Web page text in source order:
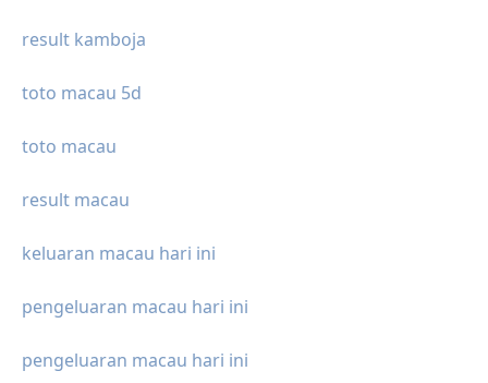
result kamboja
toto macau 5d
toto macau
result macau
keluaran macau hari ini
pengeluaran macau hari ini
pengeluaran macau hari ini